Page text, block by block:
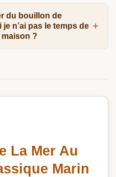
du bouillon de
n’ai pas le temps de
?
La Mer Au
Marin